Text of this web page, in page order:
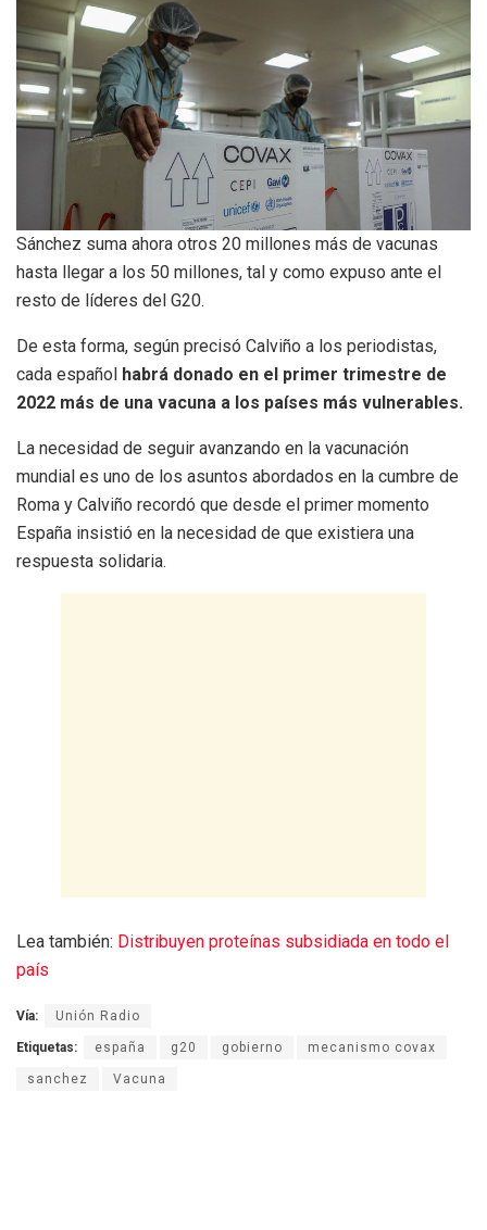
Sánchez suma ahora otros 20 millones más de vacunas
hasta llegar a los 50 millones, tal y como expuso ante el
resto de líderes del G20.
De esta forma, según precisó Calviño a los periodistas,
cada español habrá donado en el primer trimestre de
2022 más de una vacuna a los países más vulnerables.
La necesidad de seguir avanzando en la vacunación
mundial es uno de los asuntos abordados en la cumbre de
Roma y Calviño recordó que desde el primer momento
España insistió en la necesidad de que existiera una
respuesta solidaria.
Lea también: Distribuyen proteínas subsidiada en todo el
país
Vía: Unión Radio
Etiquetas: españa g20 gobierno mecanismo covax
sanchez Vacuna